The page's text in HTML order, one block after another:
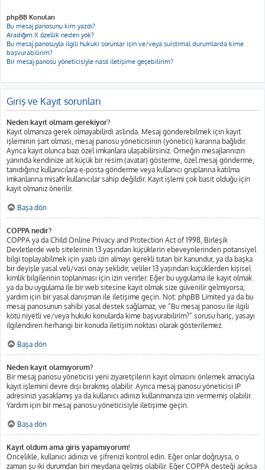
phpBB Konuları
Bu mesaj panosunu kim yazdı?
Aradığım X özellik neden yok?
Bu mesaj panosuyla ilgili hukuki sorunlar için ve/veya suistimal durumlarda kime
başvurabilirim?
Bir mesaj panosu yöneticisiyle nasıl iletişime geçebilirim?
Giriş ve Kayıt sorunları
Neden kayıt olmam gerekiyor?
Kayıt olmanıza gerek olmayabilirdi aslında. Mesaj gönderebilmek için kayıt
işleminin şart olması, mesaj panosu yöneticisinin (yönetici) kararına bağlıdır.
Ayrıca kayıt olunca bazı özel imkanlara ulaşabilirsiniz. Örneğin mesajlarınızın
yanında kendinize ait küçük bir resim (avatar) gösterme, özel mesaj gönderme,
tanıdığınız kullanıcılara e-posta gönderme veya kullanıcı gruplarına katılma
imkanlarına misafir kullanıcılar sahip değildir. Kayıt işlemi çok basit olduğu için
kayıt olmanız önerilir.
Başa dön
COPPA nedir?
COPPA ya da Child Online Privacy and Protection Act of 1998, Birleşik
Devletlerde web sitelerinin 13 yaşından küçüklerin ebeveynlerinden potansiyel
bilgi toplayabilmek için yazılı izin almayı gerekli tutan bir kanundur, ya da başka
bir deyişle yasal veli/vasi onay şeklidir, veliler 13 yaşından küçüklerden kişisel
kimlik bilgilerinin toplanması için izin verirler. Eğer bu uygulama ile kayıt olmak
ya da bu uygulama ile bir web sitesine kayıt olmak size güvenilir gelmiyorsa,
yardım için bir yasal danışman ile iletişime geçin. Not: phpBB Limited ya da bu
mesaj panosunun sahibi yasal destek sağlamaz, ve “Bu mesaj panosu ile ilgili
kötü niyetli ve/veya hukuki konularda kime başvurabilirim?” sorusu hariç, yasayı
ilgilendiren herhangi bir konuda iletişim noktası olarak gösterilemez.
Başa dön
Neden kayıt olamıyorum?
Bir mesaj panosu yöneticisi yeni ziyaretçilerin kayıt olmasını önlemek amacıyla
kayıt işlemini devre dışı bırakmış olabilir. Ayrıca mesaj panosu yöneticisi IP
adresinizi yasaklamış ya da kullanıcı adınızı kullanmanıza izin vermemiş olabilir.
Yardım için bir mesaj panosu yöneticisiyle iletişime geçin.
Başa dön
Kayıt oldum ama giriş yapamıyorum!
Öncelikle, kullanıcı adınızı ve şifrenizi kontrol edin. Eğer onlar doğruysa, o
zaman şu iki durumdan biri meydana gelmiş olabilir. Eğer COPPA desteği açıksa